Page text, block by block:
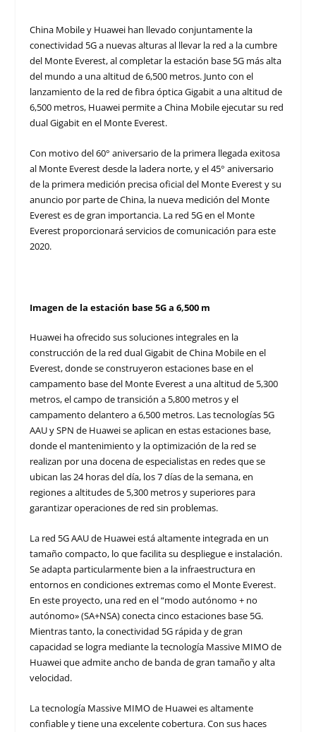
China Mobile y Huawei han llevado conjuntamente la
conectividad 5G a nuevas alturas al llevar la red a la cumbre
del Monte Everest, al completar la estación base 5G más alta
del mundo a una altitud de 6,500 metros. Junto con el
lanzamiento de la red de fibra óptica Gigabit a una altitud de
6,500 metros, Huawei permite a China Mobile ejecutar su red
dual Gigabit en el Monte Everest.
Con motivo del 60° aniversario de la primera llegada exitosa
al Monte Everest desde la ladera norte, y el 45° aniversario
de la primera medición precisa oficial del Monte Everest y su
anuncio por parte de China, la nueva medición del Monte
Everest es de gran importancia. La red 5G en el Monte
Everest proporcionará servicios de comunicación para este
2020.
Imagen de la estación base 5G a 6,500 m
Huawei ha ofrecido sus soluciones integrales en la
construcción de la red dual Gigabit de China Mobile en el
Everest, donde se construyeron estaciones base en el
campamento base del Monte Everest a una altitud de 5,300
metros, el campo de transición a 5,800 metros y el
campamento delantero a 6,500 metros. Las tecnologías 5G
AAU y SPN de Huawei se aplican en estas estaciones base,
donde el mantenimiento y la optimización de la red se
realizan por una docena de especialistas en redes que se
ubican las 24 horas del día, los 7 días de la semana, en
regiones a altitudes de 5,300 metros y superiores para
garantizar operaciones de red sin problemas.
La red 5G AAU de Huawei está altamente integrada en un
tamaño compacto, lo que facilita su despliegue e instalación.
Se adapta particularmente bien a la infraestructura en
entornos en condiciones extremas como el Monte Everest.
En este proyecto, una red en el “modo autónomo + no
autónomo» (SA+NSA) conecta cinco estaciones base 5G.
Mientras tanto, la conectividad 5G rápida y de gran
capacidad se logra mediante la tecnología Massive MIMO de
Huawei que admite ancho de banda de gran tamaño y alta
velocidad.
La tecnología Massive MIMO de Huawei es altamente
confiable y tiene una excelente cobertura. Con sus haces